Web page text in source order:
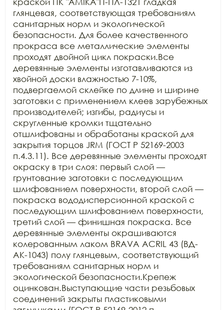
глянцевая, соответствующая требованиям
санитарных норм и экологической
безопасности. Для более качественного
прокраса все металлические элементы
проходят двойной цикл покраски.Все
деревянные элементы изготавливаются из
хвойной доски влажностью 7-10%,
подвергаемой склейке по длине и ширине
заготовки с применением клеев зарубежных
производителей; изгибы, радиусы и
скругленные кромки тщательно
отшлифованы и обработаны краской для
закрытия торцов JRM (ГОСТ Р 52169-2003
п.4.3.11). Все деревянные элементы проходят
окраску в три слоя: первый слой —
грунтование заготовки с последующим
шлифованием поверхности, второй слой —
покраска вододисперсионной краской с
последующим шлифованием поверхности,
третий слой — финишная покраска. Все
деревянные элементы окрашиваются
колерованным лаком BRAVA ACRIL 43 (ВД-
АК-1043) полу глянцевым, соответствующий
требованиям санитарных норм и
экологической безопасности.Крепеж
оцинкован.Выступающие части резьбовых
соединений закрыты пластиковыми